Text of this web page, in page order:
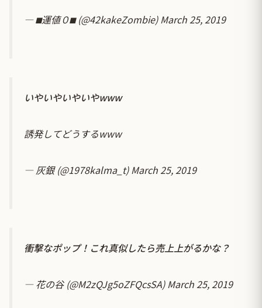
— ⬛︎運値０⬛︎ (@42kakeZombie)March 25, 2019
いやいやいやいやwww
誘発してどうするwww
— 灰銀 (@1978kalma_t)March 25, 2019
衝撃なポップ！これ真似したら売上上がるかな？
— 花の谷 (@M2zQJg5oZFQcsSA)March 25, 2019